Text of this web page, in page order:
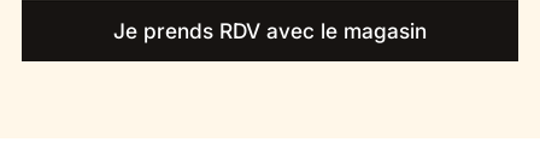
Je prends RDV avec le magasin